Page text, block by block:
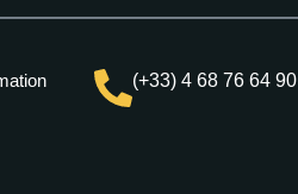
(+33) 4 68 76 64 90